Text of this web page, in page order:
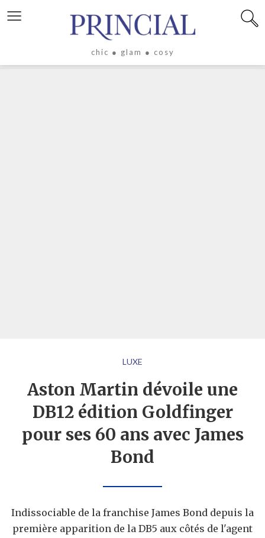
≡
chic ● glam ● cosy
LUXE
Aston Martin dévoile une
DB12 édition Goldfinger
pour ses 60 ans avec James
Bond
Indissociable de la franchise James Bond depuis la
première apparition de la DB5 aux côtés de l'agent